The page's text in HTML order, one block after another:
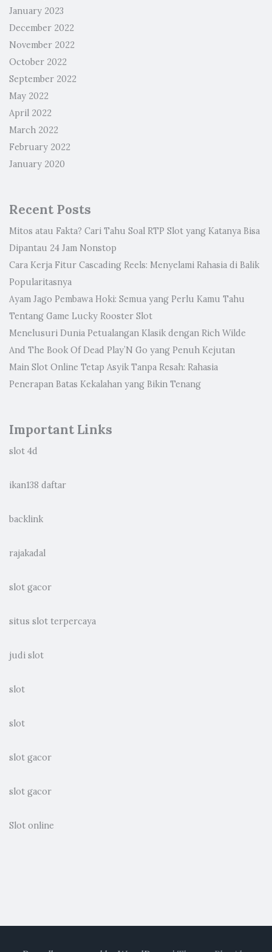
January 2023
December 2022
November 2022
October 2022
September 2022
May 2022
April 2022
March 2022
February 2022
January 2020
Recent Posts
Mitos atau Fakta? Cari Tahu Soal RTP Slot yang Katanya Bisa
Dipantau 24 Jam Nonstop
Cara Kerja Fitur Cascading Reels: Menyelami Rahasia di Balik
Popularitasnya
Ayam Jago Pembawa Hoki: Semua yang Perlu Kamu Tahu
Tentang Game Lucky Rooster Slot
Menelusuri Dunia Petualangan Klasik dengan Rich Wilde
And The Book Of Dead Play’N Go yang Penuh Kejutan
Main Slot Online Tetap Asyik Tanpa Resah: Rahasia
Penerapan Batas Kekalahan yang Bikin Tenang
Important Links
slot 4d
ikan138 daftar
backlink
rajakadal
slot gacor
situs slot terpercaya
judi slot
slot
slot
slot gacor
slot gacor
Slot online